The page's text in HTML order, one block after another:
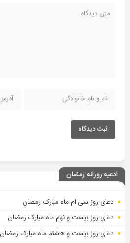
ثبت دیدگاه
ادعیه روزانه رمضان
دعای روز سی ام ماه مبارک رمضان
دعای روز بیست و نهم ماه مبارک رمضان
دعای روز بیست و هشتم ماه مبارک رمضان